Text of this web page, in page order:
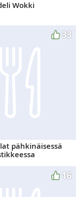
Wokki
33
pähkinäisessä
16